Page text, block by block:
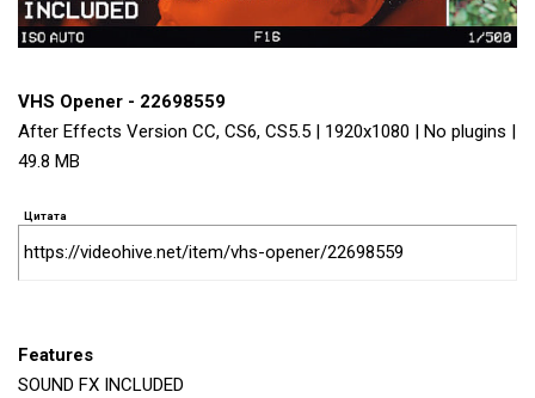
VHS Opener - 22698559
After Effects Version CC, CS6, CS5.5 | 1920x1080 | No plugins |
49.8 MB
Цитата
https://videohive.net/item/vhs-opener/22698559
Features
SOUND FX INCLUDED